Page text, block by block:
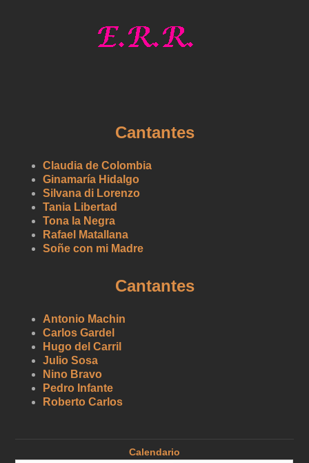
Cantantes
Claudia de Colombia
Ginamaría Hidalgo
Silvana di Lorenzo
Tania Libertad
Tona la Negra
Rafael Matallana
Soñe con mi Madre
Cantantes
Antonio Machin
Carlos Gardel
Hugo del Carril
Julio Sosa
Nino Bravo
Pedro Infante
Roberto Carlos
Calendario